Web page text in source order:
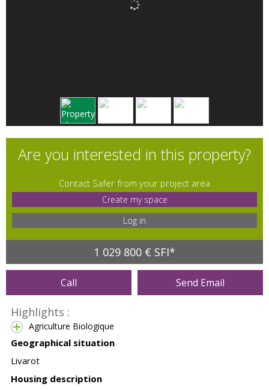
Are you interested in this property?
Contact Safer from your project area
Create my space
Log in
1 029 800 € SFI*
Call Send Email
Highlights :
Agriculture Biologique
Geographical situation
Livarot
Housing description